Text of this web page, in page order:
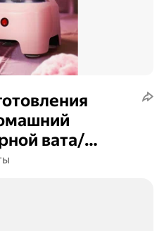
вата/
детей,